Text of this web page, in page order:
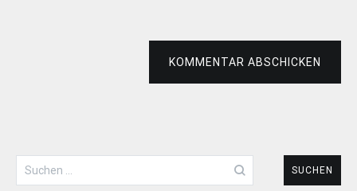
KOMMENTAR ABSCHICKEN
Suchen
nach: